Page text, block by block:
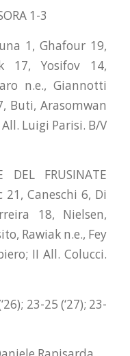
1-3
1, Ghafour 19,
17, Yosifov 14,
n.e., Giannotti
Buti, Arasomwan
Luigi Parisi. B/V
DEL FRUSINATE
21, Caneschi 6, Di
18, Nielsen,
Rawiak n.e., Fey
II All. Colucci.
23-25 (‘27); 23-